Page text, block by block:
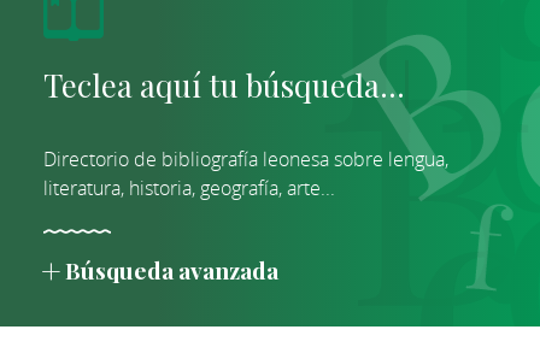
Directorio de bibliografía leonesa sobre lengua,
literatura, historia, geografía, arte...
Búsqueda avanzada